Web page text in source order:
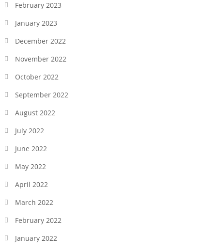
February 2023
January 2023
December 2022
November 2022
October 2022
September 2022
August 2022
July 2022
June 2022
May 2022
April 2022
March 2022
February 2022
January 2022